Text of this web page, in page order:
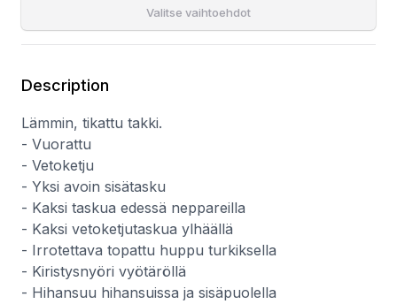
- Pituus olalta takana: 80 cm koossa
Mallin pituus on 173 cm ja hänellä on päällä koko S.
Valitse vaihtoehdot
Description
Lämmin, tikattu takki.
- Vuorattu
- Vetoketju
- Yksi avoin sisätasku
- Kaksi taskua edessä neppareilla
- Kaksi vetoketjutaskua ylhäällä
- Irrotettava topattu huppu turkiksella
- Kiristysnyöri vyötäröllä
- Hihansuu hihansuissa ja sisäpuolella